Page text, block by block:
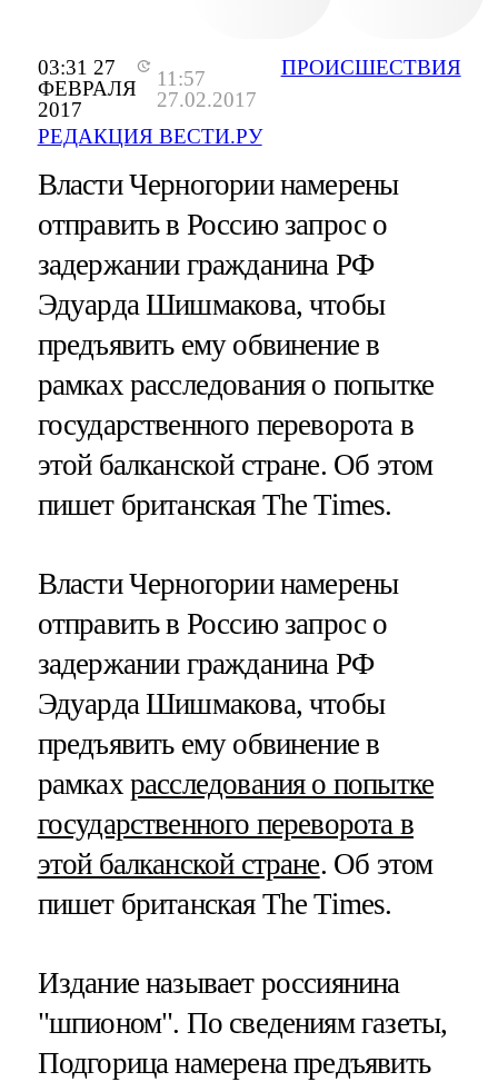
03:31 27
ФЕВРАЛЯ
2017
11:57
27.02.2017
РЕДАКЦИЯ ВЕСТИ.РУ
ПРОИСШЕСТВИЯ
Власти Черногории намерены
отправить в Россию запрос о
задержании гражданина РФ
Эдуарда Шишмакова, чтобы
предъявить ему обвинение в
рамках расследования о попытке
государственного переворота в
этой балканской стране. Об этом
пишет британская The Times.
Власти Черногории намерены
отправить в Россию запрос о
задержании гражданина РФ
Эдуарда Шишмакова, чтобы
предъявить ему обвинение в
рамкахрасследования о попытке
государственного переворота в
этой балканской стране. Об этом
пишет британская The Times.
Издание называет россиянина
"шпионом". По сведениям газеты,
Подгорица намерена предъявить